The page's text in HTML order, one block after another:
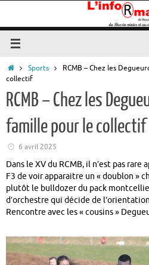
contenu
Accueil
Sports
RCMB – Chez les
collectif
RCMB – Chez les
famille pour le collectif
6 avril 2025
Dans le XV du RCMB, il n’est pas
F3 de voir apparaitre un « doublon »
plutôt le bulldozer du pack
d’orchestre qui décide de
Rencontre avec les « cousins »